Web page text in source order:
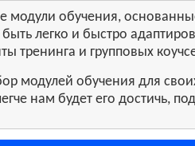
модули обучения,
легко и быстро
тренинга и групповых
модулей обучения для
нам будет его достичь,